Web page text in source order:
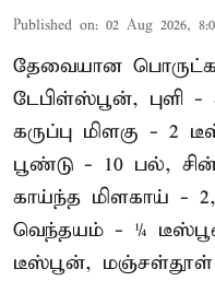
Published on: 02 Aug 2026,
தேவையான
டேபிள்ஸ்பூன், புளி -
கருப்பு மிளகு - 2
பூண்டு - 10 பல்,
காய்ந்த மிளகாய் -
வெந்தயம் - ¼
டீஸ்பூன்,